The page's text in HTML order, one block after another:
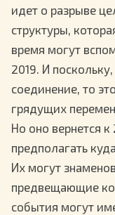
идет о разрыве
структуры,
время могут
2019. И
соединение, то
грядущих
Но оно вернется
предполагать
Их могут
предвещающие
события могут